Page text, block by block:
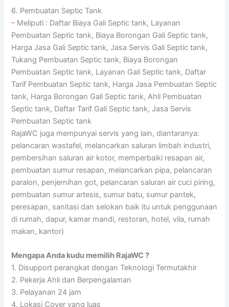
6. Pembuatan Septic Tank
– Meliputi : Daftar Biaya Gali Septic tank, Layanan
Pembuatan Septic tank, Biaya Borongan Gali Septic tank,
Harga Jasa Gali Septic tank, Jasa Servis Gali Septic tank,
Tukang Pembuatan Septic tank, Biaya Borongan
Pembuatan Septic tank, Layanan Gali Septic tank, Daftar
Tarif Pembuatan Septic tank, Harga Jasa Pembuatan Septic
tank, Harga Borongan Gali Septic tank, Ahli Pembuatan
Septic tank, Daftar Tarif Gali Septic tank, Jasa Servis
Pembuatan Septic tank
RajaWC juga mempunyai servis yang lain, diantaranya:
pelancaran wastafel, melancarkan saluran limbah industri,
pembersihan saluran air kotor, memperbaiki resapan air,
pembuatan sumur resapan, melancarkan pipa, pelancaran
paralon, penjernihan got, pelancaran saluran air cuci piring,
pembuatan sumur artesis, sumur batu, sumur pantek,
peresapan, sanitasi dan selokan baik itu untuk penggunaan
di rumah, dapur, kamar mandi, restoran, hotel, vila, rumah
makan, kantor)
Mengapa Anda kudu memilih RajaWC ?
1. Disupport perangkat dengan Teknologi Termutakhir
2. Pekerja Ahli dan Berpengalaman
3. Pelayanan 24 jam
4. Lokasi Cover yang luas